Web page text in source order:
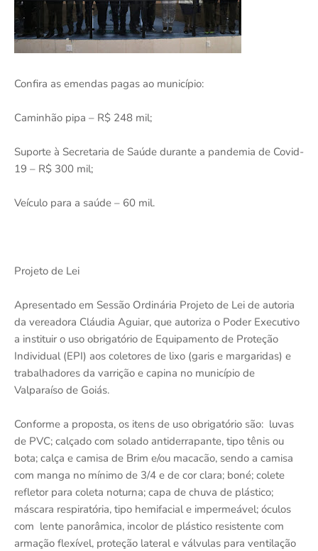
Confira as emendas pagas ao município:
Caminhão pipa – R$ 248 mil;
Suporte à Secretaria de Saúde durante a pandemia de Covid-
19 – R$ 300 mil;
Veículo para a saúde – 60 mil.
Projeto de Lei
Apresentado em Sessão Ordinária Projeto de Lei de autoria
da vereadora Cláudia Aguiar, que autoriza o Poder Executivo
a instituir o uso obrigatório de Equipamento de Proteção
Individual (EPI) aos coletores de lixo (garis e margaridas) e
trabalhadores da varrição e capina no município de
Valparaíso de Goiás.
Conforme a proposta, os itens de uso obrigatório são: luvas
de PVC; calçado com solado antiderrapante, tipo tênis ou
bota; calça e camisa de Brim e/ou macacão, sendo a camisa
com manga no mínimo de 3/4 e de cor clara; boné; colete
refletor para coleta noturna; capa de chuva de plástico;
máscara respiratória, tipo hemifacial e impermeável; óculos
com lente panorâmica, incolor de plástico resistente com
armação flexível, proteção lateral e válvulas para ventilação